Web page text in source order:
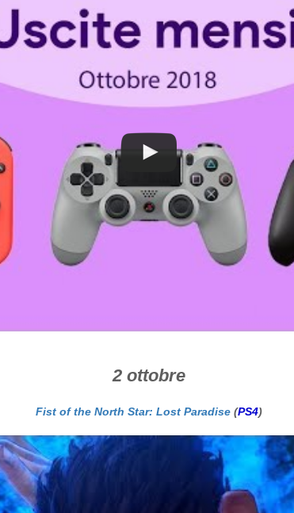
2 ottobre
Fist of the North Star: Lost Paradise(PS4)